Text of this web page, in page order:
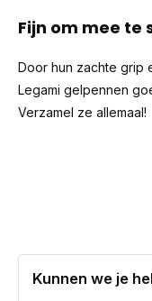
Fijn om mee te
Door hun zachte grip
Legami gelpennen
Verzamel ze allemaal!
Kunnen we je